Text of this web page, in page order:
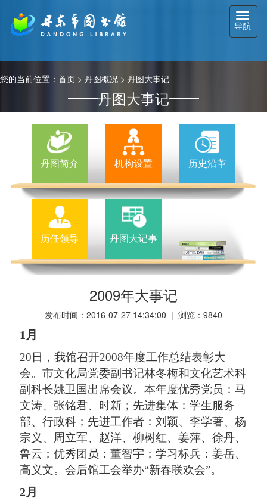
切
换
导
导航
您的当前位置： 首页 > 丹图概况 > 丹图大事记
丹图大事记
丹图简介 机构设置 历史沿革
历任领导 丹图大记事
2009年大事记
发布时间：2016-07-27 14:34:00 | 浏览： 9840
1月
20日，我馆召开2008年度工作总结表彰大
会。市文化局党委副书记林冬梅和文化艺术科
副科长姚卫国出席会议。本年度优秀党员：马
文涛、张铭君、时新；先进集体：学生服务
部、行政科；先进工作者：刘颖、李学著、杨
宗义、周立军、赵洋、柳树红、姜萍、徐丹、
鲁云；优秀团员：董智宇；学习标兵：姜岳、
高义文。会后馆工会举办“新春联欢会”。
2月